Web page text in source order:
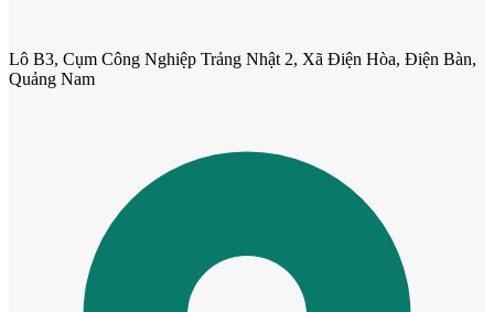
Lô B3, Cụm Công Nghiệp Trảng Nhật 2, Xã Điện Hòa, Điện Bàn,
Quảng Nam